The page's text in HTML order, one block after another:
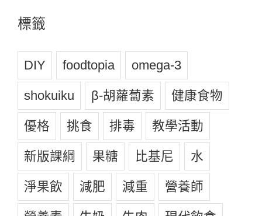
標籤
DIY foodtopia omega-3
shokuiku β-胡蘿蔔素 健康食物
優格 挑食 排毒 教學活動
新版課綱 果糖 比基尼 水
淨果飲 減肥 減重 營養師